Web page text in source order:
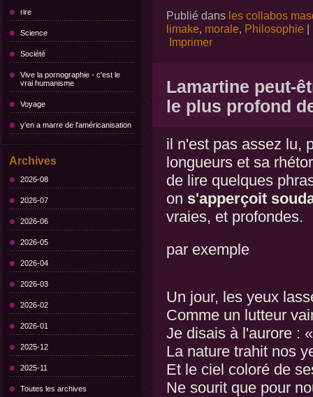
rire
Science
Société
Vive la pornographie - c'est le
vrai humanisme
Voyage
y'en a marre de l'américanisation
Archives
2026-08
2026-07
2026-06
2026-05
2026-04
2026-03
2026-02
2026-01
2025-12
2025-11
Toutes les archives
Publié dans les collabos
limake, morale, Philosophie|
Imprimer
Lamartine peut-
le plus profond
il n'est pas assez lu,
longueurs et sa
de lire quelques
on s'apperçoit
vraies, et profondes.
par exemple
Un jour, les yeux
Comme un lutteur
Je disais à l'aurore :
La nature trahit nos
Et le ciel coloré de
Ne sourit que pour